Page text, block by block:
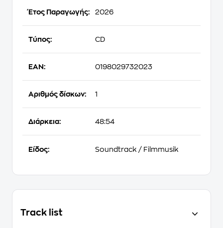
Έτος Παραγωγής: 2026
Τύπος: CD
EAN: 0198029732023
Αριθμός δίσκων: 1
Διάρκεια: 48:54
Είδος: Soundtrack / Filmmusik
Track list